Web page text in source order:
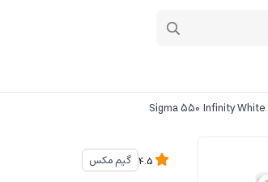
گیم مکس